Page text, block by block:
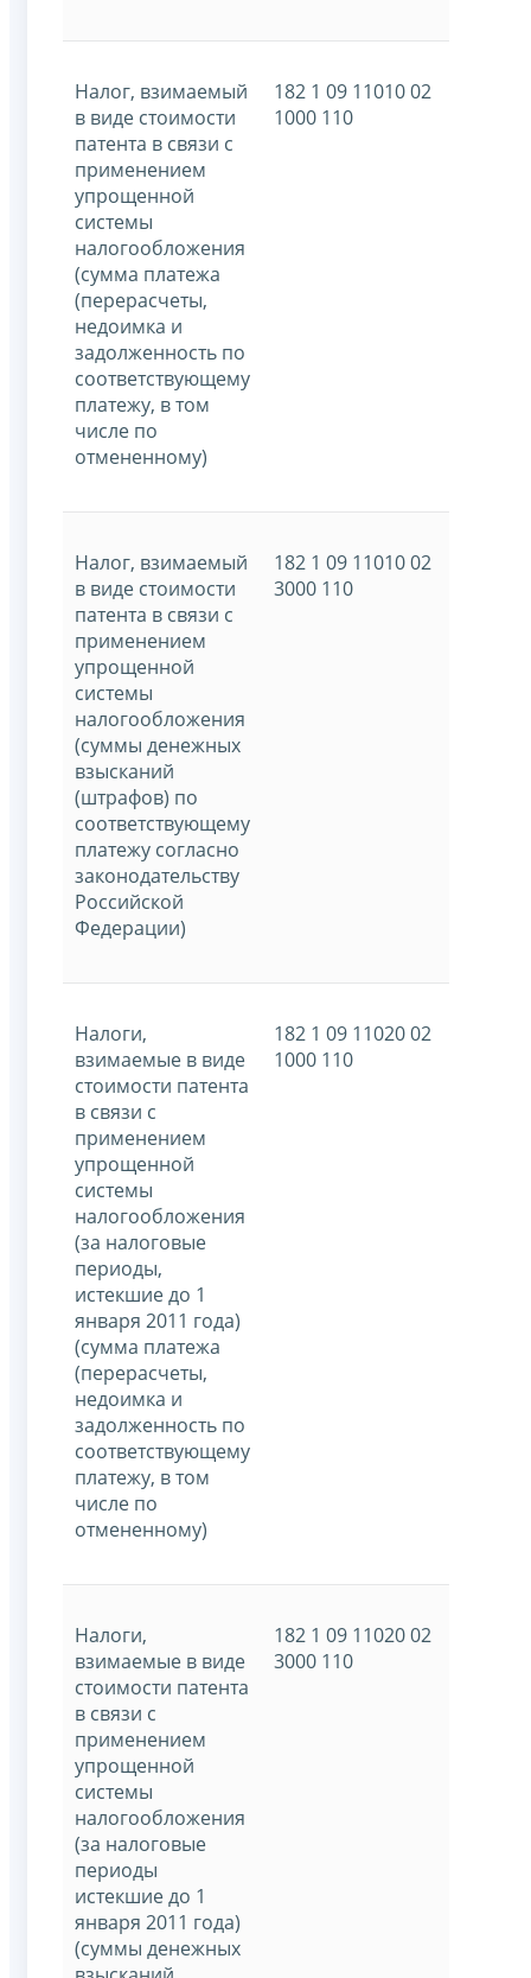
Налог, взимаемый
в виде стоимости
патента в связи с
применением
упрощенной
системы
налогообложения
(сумма платежа
(перерасчеты,
недоимка и
задолженность по
соответствующему
платежу, в том
числе по
отмененному)
182 1 09 11010 02
1000 110
Налог, взимаемый
в виде стоимости
патента в связи с
применением
упрощенной
системы
налогообложения
(суммы денежных
взысканий
(штрафов) по
соответствующему
платежу согласно
законодательству
Российской
Федерации)
182 1 09 11010 02
3000 110
Налоги,
взимаемые в виде
стоимости патента
в связи с
применением
упрощенной
системы
налогообложения
(за налоговые
периоды,
истекшие до 1
января 2011 года)
(сумма платежа
(перерасчеты,
недоимка и
задолженность по
соответствующему
платежу, в том
числе по
отмененному)
182 1 09 11020 02
1000 110
Налоги,
взимаемые в виде
стоимости патента
в связи с
применением
упрощенной
системы
налогообложения
(за налоговые
периоды
истекшие до 1
января 2011 года)
(суммы денежных
182 1 09 11020 02
3000 110